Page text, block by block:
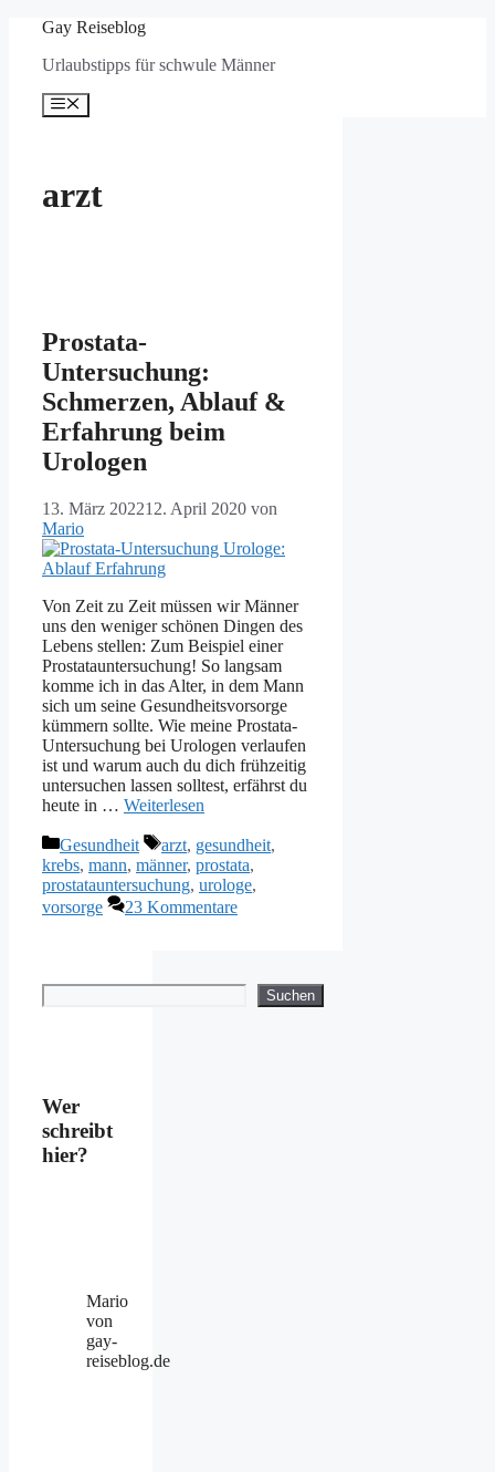
springen
Gay Reiseblog
Urlaubstipps für schwule Männer
Menü
arzt
Prostata-
Untersuchung:
Schmerzen, Ablauf &
Erfahrung beim
Urologen
13. März 202212. April 2020 von
Mario
Von Zeit zu Zeit müssen wir Männer
uns den weniger schönen Dingen des
Lebens stellen: Zum Beispiel einer
Prostatauntersuchung! So langsam
komme ich in das Alter, in dem Mann
sich um seine Gesundheitsvorsorge
kümmern sollte. Wie meine Prostata-
Untersuchung bei Urologen verlaufen
ist und warum auch du dich frühzeitig
untersuchen lassen solltest, erfährst du
heute in … Weiterlesen
Kategorien
Gesundheit Schlagwörter
arzt, gesundheit,
krebs, mann, männer, prostata,
prostatauntersuchung, urologe,
vorsorge
23 Kommentare
Suchen Suchen
Wer
schreibt
hier?
Mario
von
gay-
reiseblog.de